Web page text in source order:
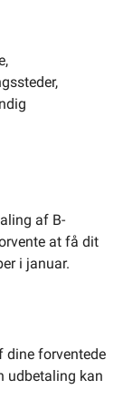
af B-
at få dit
i januar.
dine forventede
udbetaling kan